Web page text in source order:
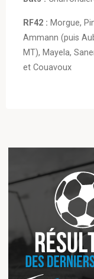
RF42 : Morgue,
Ammann (puis
MT), Mayela,
et Couavoux